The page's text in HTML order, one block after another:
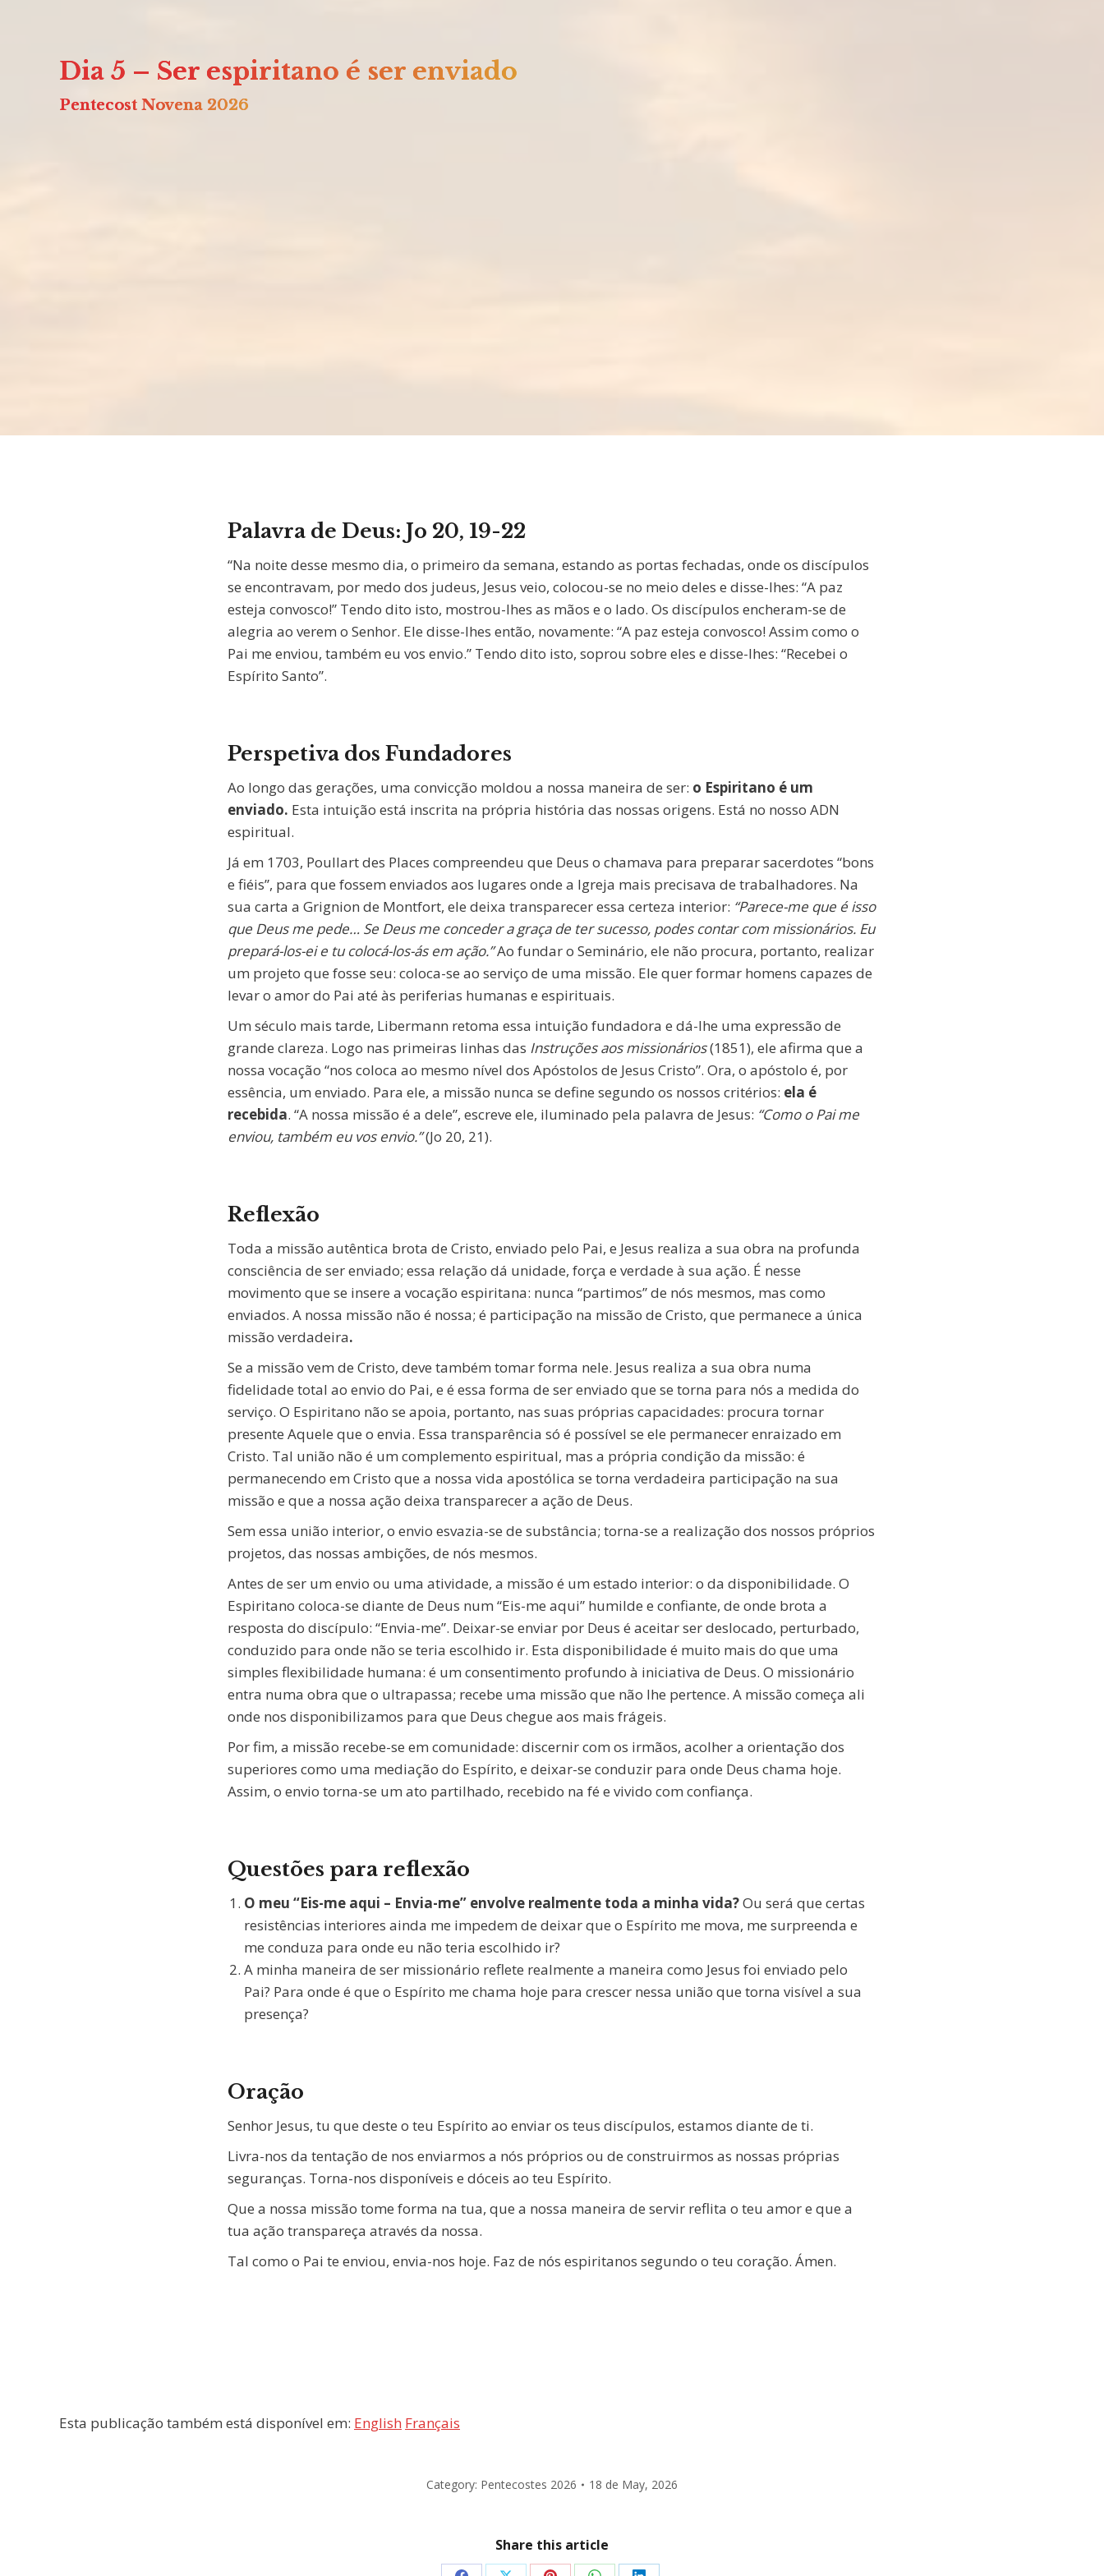
Dia 5 – Ser espiritano é ser enviado
Pentecost Novena 2026
Palavra de Deus: Jo 20, 19-22
“Na noite desse mesmo dia, o primeiro da semana, estando as portas fechadas, onde os discípulos
se encontravam, por medo dos judeus, Jesus veio, colocou-se no meio deles e disse-lhes: “A paz
esteja convosco!” Tendo dito isto, mostrou-lhes as mãos e o lado. Os discípulos encheram-se de
alegria ao verem o Senhor. Ele disse-lhes então, novamente: “A paz esteja convosco! Assim como o
Pai me enviou, também eu vos envio.” Tendo dito isto, soprou sobre eles e disse-lhes: “Recebei o
Espírito Santo”.
Perspetiva dos Fundadores
Ao longo das gerações, uma convicção moldou a nossa maneira de ser: o Espiritano é um
enviado. Esta intuição está inscrita na própria história das nossas origens. Está no nosso ADN
espiritual.
Já em 1703, Poullart des Places compreendeu que Deus o chamava para preparar sacerdotes “bons
e fiéis”, para que fossem enviados aos lugares onde a Igreja mais precisava de trabalhadores. Na
sua carta a Grignion de Montfort, ele deixa transparecer essa certeza interior: “Parece-me que é isso
que Deus me pede… Se Deus me conceder a graça de ter sucesso, podes contar com missionários. Eu
prepará-los-ei e tu colocá-los-ás em ação.”Ao fundar o Seminário, ele não procura, portanto, realizar
um projeto que fosse seu: coloca-se ao serviço de uma missão. Ele quer formar homens capazes de
levar o amor do Pai até às periferias humanas e espirituais.
Um século mais tarde, Libermann retoma essa intuição fundadora e dá-lhe uma expressão de
grande clareza. Logo nas primeiras linhas das Instruções aos missionários(1851), ele afirma que a
nossa vocação “nos coloca ao mesmo nível dos Apóstolos de Jesus Cristo”. Ora, o apóstolo é, por
essência, um enviado. Para ele, a missão nunca se define segundo os nossos critérios: ela é
recebida. “A nossa missão é a dele”, escreve ele, iluminado pela palavra de Jesus: “Como o Pai me
enviou, também eu vos envio.”(Jo 20, 21).
Reflexão
Toda a missão autêntica brota de Cristo, enviado pelo Pai, e Jesus realiza a sua obra na profunda
consciência de ser enviado; essa relação dá unidade, força e verdade à sua ação. É nesse
movimento que se insere a vocação espiritana: nunca “partimos” de nós mesmos, mas como
enviados. A nossa missão não é nossa; é participação na missão de Cristo, que permanece a única
missão verdadeira.
Se a missão vem de Cristo, deve também tomar forma nele. Jesus realiza a sua obra numa
fidelidade total ao envio do Pai, e é essa forma de ser enviado que se torna para nós a medida do
serviço. O Espiritano não se apoia, portanto, nas suas próprias capacidades: procura tornar
presente Aquele que o envia. Essa transparência só é possível se ele permanecer enraizado em
Cristo. Tal união não é um complemento espiritual, mas a própria condição da missão: é
permanecendo em Cristo que a nossa vida apostólica se torna verdadeira participação na sua
missão e que a nossa ação deixa transparecer a ação de Deus.
Sem essa união interior, o envio esvazia-se de substância; torna-se a realização dos nossos próprios
projetos, das nossas ambições, de nós mesmos.
Antes de ser um envio ou uma atividade, a missão é um estado interior: o da disponibilidade. O
Espiritano coloca-se diante de Deus num “Eis-me aqui” humilde e confiante, de onde brota a
resposta do discípulo: “Envia-me”. Deixar-se enviar por Deus é aceitar ser deslocado, perturbado,
conduzido para onde não se teria escolhido ir. Esta disponibilidade é muito mais do que uma
simples flexibilidade humana: é um consentimento profundo à iniciativa de Deus. O missionário
entra numa obra que o ultrapassa; recebe uma missão que não lhe pertence. A missão começa ali
onde nos disponibilizamos para que Deus chegue aos mais frágeis.
Por fim, a missão recebe-se em comunidade: discernir com os irmãos, acolher a orientação dos
superiores como uma mediação do Espírito, e deixar-se conduzir para onde Deus chama hoje.
Assim, o envio torna-se um ato partilhado, recebido na fé e vivido com confiança.
Questões para reflexão
O meu “Eis-me aqui – Envia-me” envolve realmente toda a minha vida?Ou será que certas
resistências interiores ainda me impedem de deixar que o Espírito me mova, me surpreenda e
me conduza para onde eu não teria escolhido ir?
A minha maneira de ser missionário reflete realmente a maneira como Jesus foi enviado pelo
Pai? Para onde é que o Espírito me chama hoje para crescer nessa união que torna visível a sua
presença?
Oração
Senhor Jesus, tu que deste o teu Espírito ao enviar os teus discípulos, estamos diante de ti.
Livra-nos da tentação de nos enviarmos a nós próprios ou de construirmos as nossas próprias
seguranças. Torna-nos disponíveis e dóceis ao teu Espírito.
Que a nossa missão tome forma na tua, que a nossa maneira de servir reflita o teu amor e que a
tua ação transpareça através da nossa.
Tal como o Pai te enviou, envia-nos hoje. Faz de nós espiritanos segundo o teu coração. Ámen.
Esta publicação também está disponível em: English Français
Category: Pentecostes 2026 18 de May, 2026
Share this article